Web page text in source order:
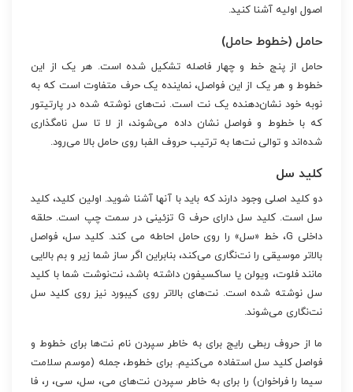
اصول اولیه آشنا کنید.
حامل (خطوط حامل)
حامل از پنج خط و چهار فاصله تشکیل شده است. هر یک از این
خطوط و هر یک از این فواصل، نماینده یک حرف متفاوت است که به
نوبه خود نشان‌دهنده یک نت است. نت‌های نوشته شده در پارتیتور
که با خطوط و فواصل نشان داده می‌شوند، از لا تا سل نامگذاری
شده‌اند و توالی نت‌ها به ترتیب حروف الفبا روی حامل بالا می‌رود.
کلید سل
دو کلید اصلی وجود دارند که باید با آنها آشنا شوید. اولین کلید، کلید
سل است. کلید سل دارای حرف G تزئینی در سمت چپ است. حلقه
داخلی G، خط «سل» را روی حامل احاطه می کند. کلید سل، فواصل
بالاتر موسیقی را نت‌نگاری می‌کند، بنابراین اگر ساز شما زیر و بم بالایی
مانند فلوت، ویولن یا ساکسیفون داشته باشد، نت‌نوشت شما با کلید
سل نوشته شده است. نت‌های بالاتر روی کیبورد نیز روی کلید سل
نت‌نگاری می‌شوند.
ما از حروف ربطی رایج برای به خاطر سپردن نام نت‌ها برای خطوط و
فواصل کلید سل استفاده می‌کنیم. برای خطوط، جمله (موسم سلامت
سیما را فراخوان) را برای به خاطر سپردن نت‌های می، سل، سی، ر، فا